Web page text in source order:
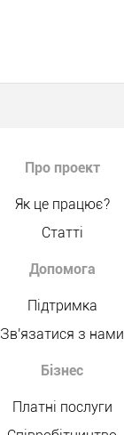
Про проект
Як це працює?
Статті
Допомога
Підтримка
Зв'язатися з нами
Бізнес
Платні послуги